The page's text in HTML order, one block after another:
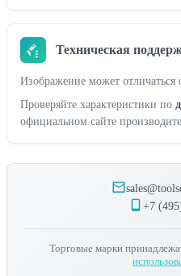
Техническая
Изображение может отличаться
Проверяйте характеристики по
официальном сайте
+7
Торговые марки